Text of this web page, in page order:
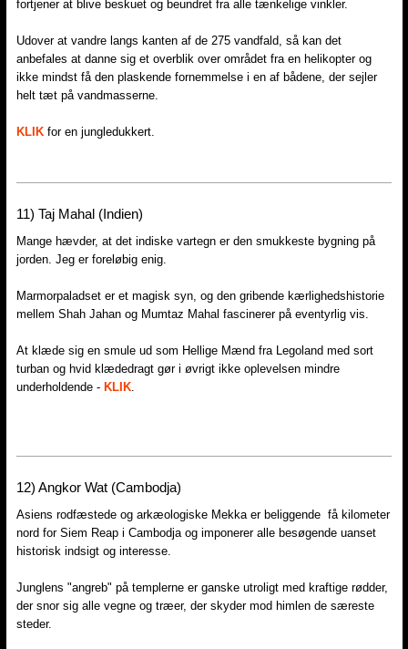
fortjener at blive beskuet og beundret fra alle tænkelige vinkler.
Udover at vandre langs kanten af de 275 vandfald, så kan det
anbefales at danne sig et overblik over området fra en helikopter og
ikke mindst få den plaskende fornemmelse i en af bådene, der sejler
helt tæt på vandmasserne.
KLIK for en jungledukkert.
11) Taj Mahal (Indien)
Mange hævder, at det indiske vartegn er den smukkeste bygning på
jorden. Jeg er foreløbig enig.
Marmorpaladset er et magisk syn, og den gribende kærlighedshistorie
mellem Shah Jahan og Mumtaz Mahal fascinerer på eventyrlig vis.
At klæde sig en smule ud som Hellige Mænd fra Legoland med sort
turban og hvid klædedragt gør i øvrigt ikke oplevelsen mindre
underholdende - KLIK
12) Angkor Wat (Cambodja)
Asiens rodfæstede og arkæologiske Mekka er beliggende få kilometer
nord for Siem Reap i Cambodja og imponerer alle besøgende uanset
historisk indsigt og interesse.
Junglens "angreb" på templerne er ganske utroligt med kraftige rødder,
der snor sig alle vegne og træer, der skyder mod himlen de særeste
steder.